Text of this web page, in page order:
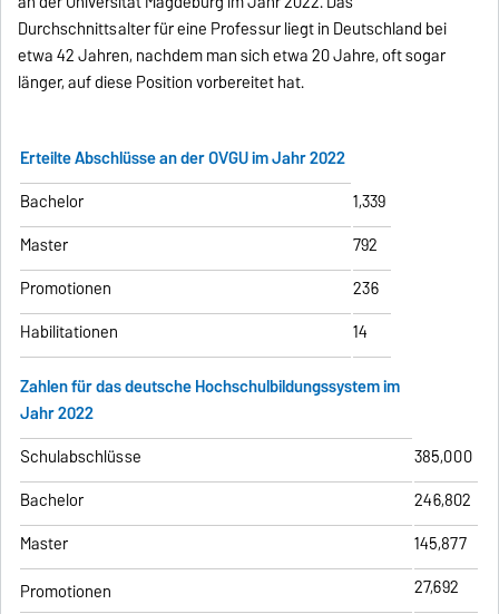
Durchschnittsalter für eine Professur liegt in Deutschland bei
etwa 42 Jahren, nachdem man sich etwa 20 Jahre, oft sogar
länger, auf diese Position vorbereitet hat.
Erteilte Abschlüsse an der OVGU im Jahr 2022
Bachelor
1,339
Master
792
Promotionen
236
Habilitationen
14
Zahlen für das deutsche Hochschulbildungssystem im
Jahr 2022
Schulabschlüsse
385,000
Bachelor
246,802
Master
145,877
Promotionen
27,692